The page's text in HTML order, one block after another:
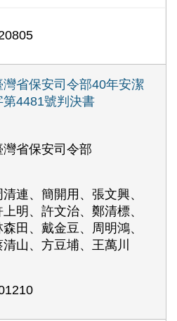
灣省保安司令部40年安潔
第4481號判決書
灣省保安司令部
清連、簡開用、張文興、
上明、許文治、鄭清標、
森田、戴金豆、周明鴻、
清山、方豆埔、王萬川